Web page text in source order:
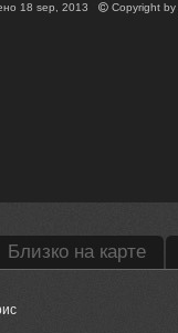
18 sep, 2013 Copyright by
Близко на карте